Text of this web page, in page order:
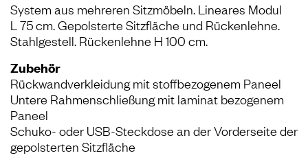
System aus mehreren Sitzmöbeln. Lineares Modul
L 75 cm. Gepolsterte Sitzfläche und Rückenlehne.
Stahlgestell. Rückenlehne H 100 cm.
Zubehör
Rückwandverkleidung mit stoffbezogenem Paneel
Untere Rahmenschließung mit laminat bezogenem
Paneel
Schuko- oder USB-Steckdose an der Vorderseite der
gepolsterten Sitzfläche